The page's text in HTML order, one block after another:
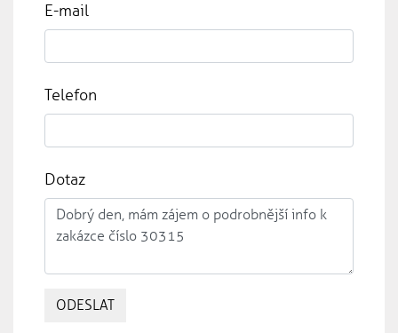
E-mail
Telefon
Dotaz
ODESLAT